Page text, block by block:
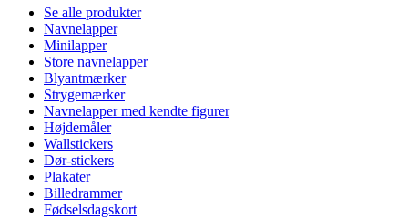
Se alle produkter
Navnelapper
Minilapper
Store navnelapper
Blyantmærker
Strygemærker
Navnelapper med kendte figurer
Højdemåler
Wallstickers
Dør-stickers
Plakater
Billedrammer
Fødselsdagskort